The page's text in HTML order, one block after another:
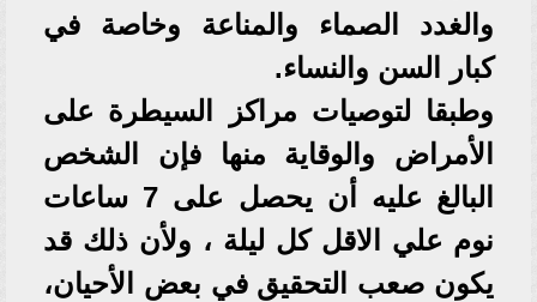
والغدد الصماء والمناعة وخاصة في
كبار السن والنساء.
وطبقا لتوصيات مراكز السيطرة على
الأمراض والوقاية منها فإن الشخص
البالغ عليه أن يحصل على 7 ساعات
نوم علي الاقل كل ليلة ، ولأن ذلك قد
يكون صعب التحقيق في بعض الأحيان،